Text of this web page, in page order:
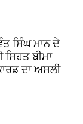
ਸਿੰਘ ਮਾਨ ਦੇ
ਬੀਮਾ
ਦਾ ਅਸਲੀ